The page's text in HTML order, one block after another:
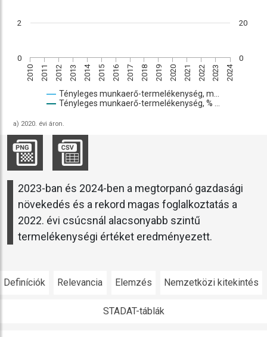
a) 2020. évi áron.
Tényleges munkaerő-termelékenység, m…
Tényleges munkaerő-termelékenység, % …
2010 2011 2012 2013 2014 2015 2016 2017 2018 2019 2020 2021 2022 2023 2024
0
2
0
20
2023-ban és 2024-ben a megtorpanó gazdasági
növekedés és a rekord magas foglalkoztatás a
2022. évi csúcsnál alacsonyabb szintű
termelékenységi értéket eredményezett.
Definíciók Relevancia Elemzés Nemzetközi kitekintés
STADAT-táblák